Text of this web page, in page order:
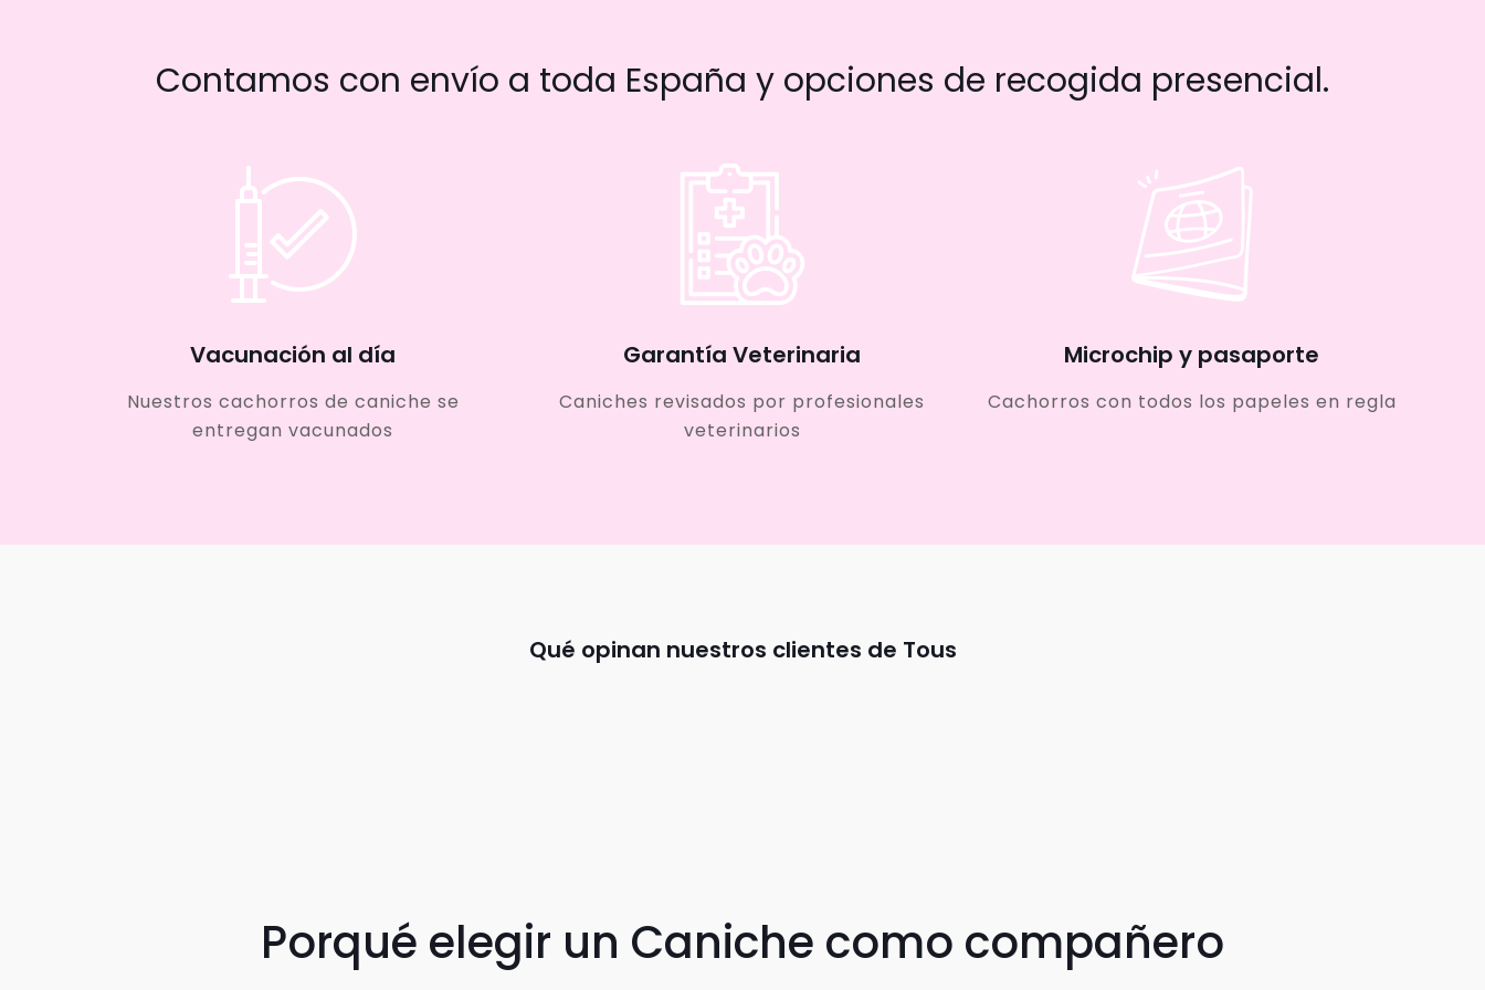
Contamos con envío a toda España y opciones de recogida presencial.
Vacunación al día
Nuestros cachorros de caniche se
entregan vacunados
Garantía Veterinaria
Caniches revisados por profesionales
veterinarios
Microchip y pasaporte
Cachorros con todos los papeles en regla
Qué opinan nuestros clientes de Tous
Porqué elegir un Caniche como compañero